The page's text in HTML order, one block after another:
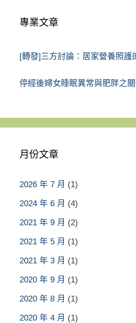
專業文章
[轉發]三方討論：居家營養照護
停經後婦女睡眠異常與肥胖之
月份文章
2026 年 7 月 (1)
2024 年 6 月 (4)
2021 年 9 月 (2)
2021 年 5 月 (1)
2021 年 3 月 (1)
2020 年 9 月 (1)
2020 年 8 月 (1)
2020 年 4 月 (1)